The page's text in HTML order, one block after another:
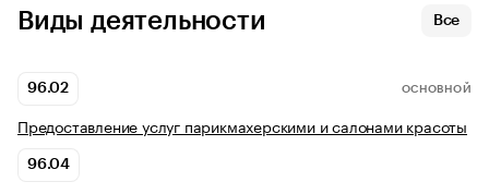
Виды деятельности Все
96.02 ОСНОВНОЙ
Предоставление услуг парикмахерскими и салонами красоты
96.04